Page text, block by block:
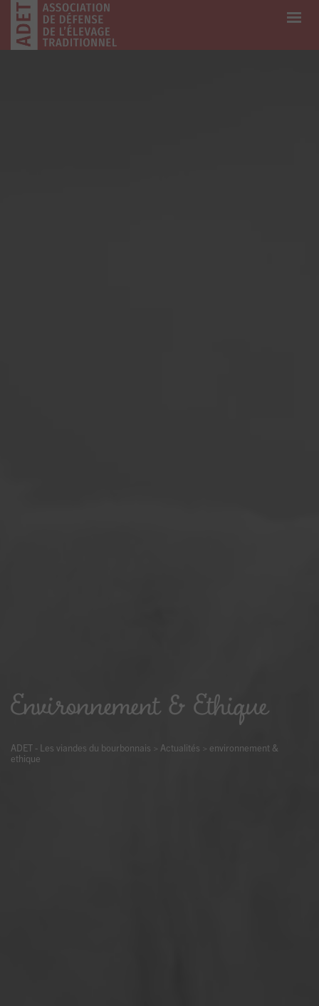
Environnement & Ethique
ADET - Les viandes du bourbonnais > Actualités > environnement &
ethique